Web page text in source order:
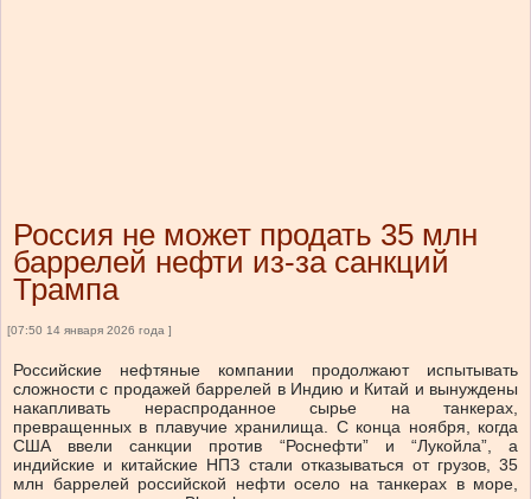
Россия не может продать 35 млн
баррелей нефти из-за санкций
Трампа
[07:50 14 января 2026 года ]
Российские нефтяные компании продолжают испытывать
сложности с продажей баррелей в Индию и Китай и вынуждены
накапливать нераспроданное сырье на танкерах,
превращенных в плавучие хранилища. С конца ноября, когда
США ввели санкции против “Роснефти” и “Лукойла”, а
индийские и китайские НПЗ стали отказываться от грузов, 35
млн баррелей российской нефти осело на танкерах в море,